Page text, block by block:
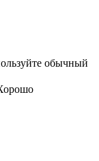
обычный